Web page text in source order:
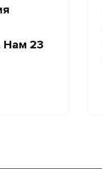
Нам 23